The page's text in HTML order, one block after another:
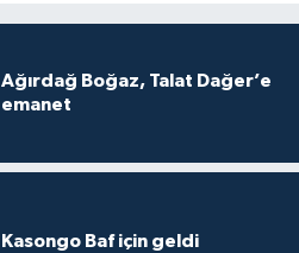
Ağırdağ Boğaz, Talat Dağer’e
emanet
Kasongo Baf için geldi